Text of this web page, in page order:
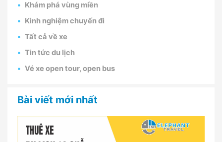
Khám phá vùng miền
Kinh nghiệm chuyến đi
Tất cả về xe
Tin tức du lịch
Vé xe open tour, open bus
Bài viết mới nhất